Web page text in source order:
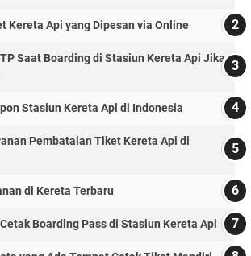
Kereta Api yang Dipesan via Online
Saat Boarding di Stasiun Kereta Api Jika
Stasiun Kereta Api di Indonesia
Pembatalan Tiket Kereta Api di
di Kereta Terbaru
Boarding Pass di Stasiun Kereta Api